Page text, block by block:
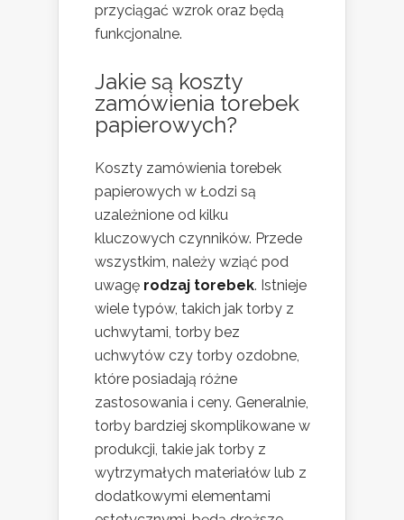
przyciągać wzrok oraz będą
funkcjonalne.
Jakie są koszty
zamówienia torebek
papierowych?
Koszty zamówienia torebek
papierowych w Łodzi są
uzależnione od kilku
kluczowych czynników. Przede
wszystkim, należy wziąć pod
uwagę rodzaj torebek. Istnieje
wiele typów, takich jak torby z
uchwytami, torby bez
uchwytów czy torby ozdobne,
które posiadają różne
zastosowania i ceny. Generalnie,
torby bardziej skomplikowane w
produkcji, takie jak torby z
wytrzymałych materiałów lub z
dodatkowymi elementami